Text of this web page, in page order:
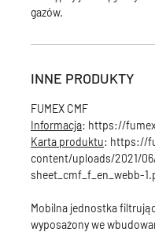
gazów.
INNE PRODUKTY
FUMEX CMF
Informacja: https://
Karta produktu: https://
content/uploads/2021/
sheet_cmf_f_en_webb-
Mobilna jednostka
wyposażony we